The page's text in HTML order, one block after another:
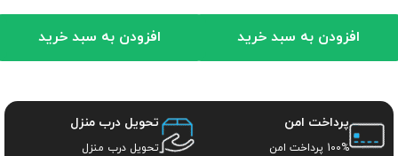
افزودن به سبد خرید افزودن به سبد خرید
پرداخت امن
100% پرداخت امن
تحویل درب منزل
تحویل درب منزل